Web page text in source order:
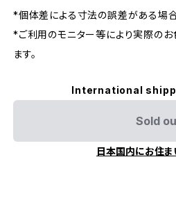
*個体差による寸法の誤差がある場合
*ご利用のモニター等により実際の
ます。
International
Sold
日本国内にお住